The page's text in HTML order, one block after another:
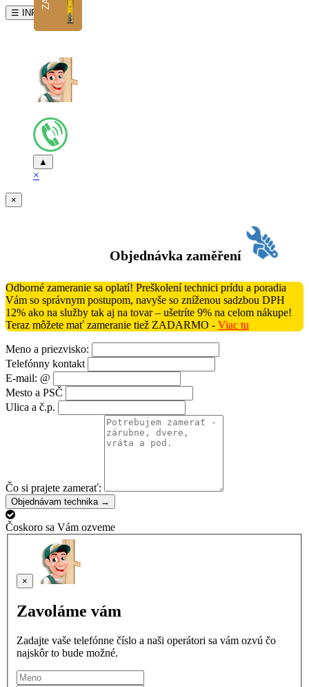
☰ INFO
▲
×
×
Objednávka zaměření
Odborné zameranie sa oplatí! Preškolení technici prídu a poradia
Vám so správnym postupom, navyše so zníženou sadzbou DPH
12% ako na služby tak aj na tovar – ušetríte 9% na celom nákupe!
Teraz môžete mať zameranie tiež ZADARMO - Viac tu
Meno a priezvisko:
Telefónny kontakt
E-mail: @
Mesto a PSČ
Ulica a č.p.
Čo si prajete zamerať:
Objednávam technika →
Čoskoro sa Vám ozveme
×
Zavoláme vám
Zadajte vaše telefónne číslo a naši operátori sa vám ozvú čo
najskôr to bude možné.